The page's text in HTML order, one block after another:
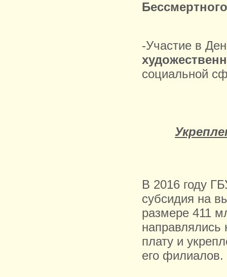
-Участие в
социальной
В 2016 году
субсидия на
размере 411
направлялись
плату и
его филиалов.